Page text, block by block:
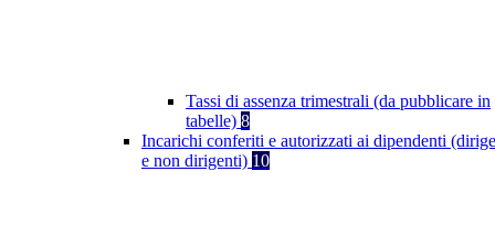
Tassi di assenza trimestrali (da pubblicare in
tabelle) 8
Incarichi conferiti e autorizzati ai dipendenti
e non dirigenti) 10